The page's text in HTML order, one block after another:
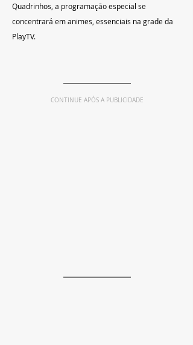
Quadrinhos, a programação especial se
concentrará em animes, essenciais na grade da
PlayTV.
CONTINUE APÓS A PUBLICIDADE